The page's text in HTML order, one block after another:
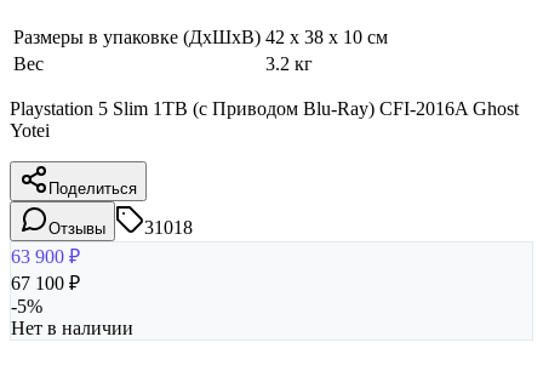
Размеры в упаковке (ДхШхВ) 42 x 38 x 10 см
Вес
3.2 кг
Playstation 5 Slim 1TB (с Приводом Blu-Ray) CFI-2016A Ghost
Yotei
Поделиться
Отзывы
31018
63 900 ₽
67 100 ₽
-5%
Нет в наличии